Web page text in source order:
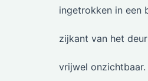
ingetrokken in een
zijkant van het
vrijwel onzichtbaar.